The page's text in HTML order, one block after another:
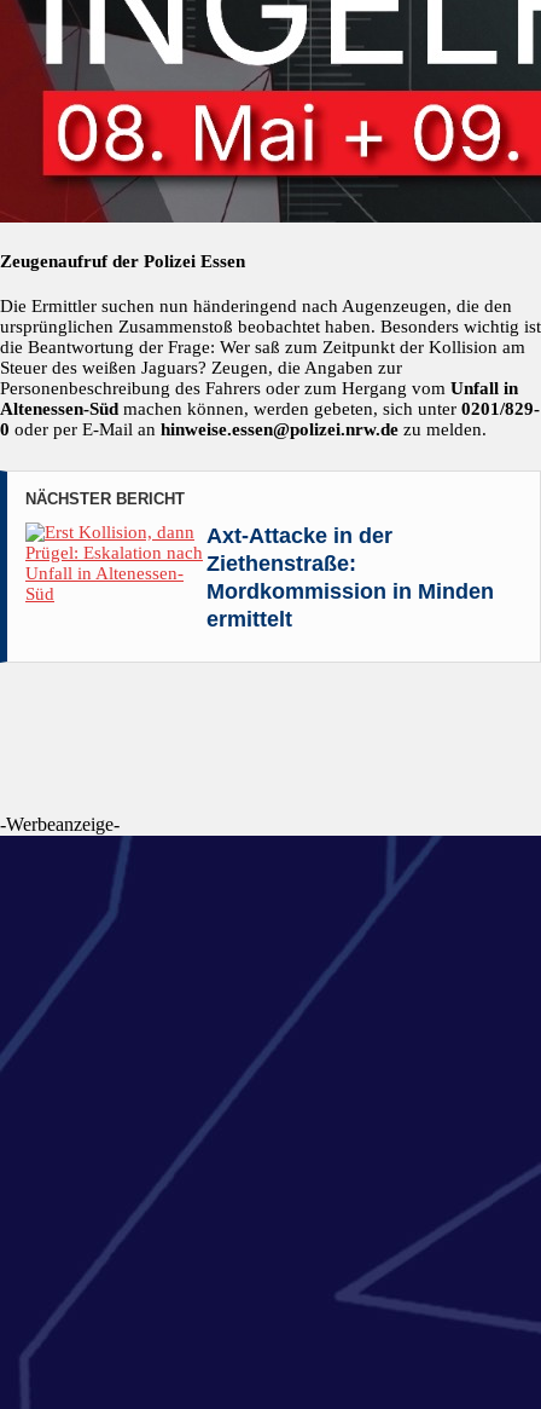
Zeugenaufruf der Polizei Essen
Die Ermittler suchen nun händeringend nach Augenzeugen, die den
ursprünglichen Zusammenstoß beobachtet haben. Besonders wichtig ist
die Beantwortung der Frage: Wer saß zum Zeitpunkt der Kollision am
Steuer des weißen Jaguars? Zeugen, die Angaben zur
Personenbeschreibung des Fahrers oder zum Hergang vom Unfall in
Altenessen-Süd machen können, werden gebeten, sich unter 0201/829-
0 oder per E-Mail an hinweise.essen@polizei.nrw.de zu melden.
NÄCHSTER BERICHT
Axt-Attacke in der
Ziethenstraße:
Mordkommission in Minden
ermittelt
-Werbeanzeige-